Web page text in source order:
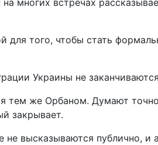
многих встречах
для того, чтобы стать
Украины не
тем же Орбаном. Думают
закрывает.
высказываются публично,